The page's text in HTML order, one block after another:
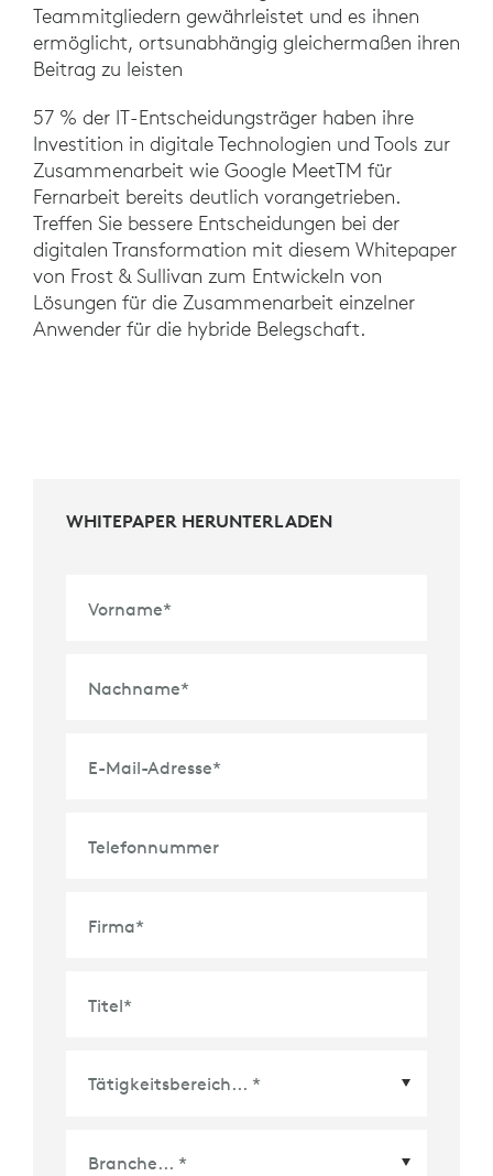
Teammitgliedern gewährleistet und es ihnen
ermöglicht, ortsunabhängig gleichermaßen ihren
Beitrag zu leisten
57 % der IT-Entscheidungsträger haben ihre
Investition in digitale Technologien und Tools zur
Zusammenarbeit wie Google MeetTM für
Fernarbeit bereits deutlich vorangetrieben.
Treffen Sie bessere Entscheidungen bei der
digitalen Transformation mit diesem Whitepaper
von Frost & Sullivan zum Entwickeln von
Lösungen für die Zusammenarbeit einzelner
Anwender für die hybride Belegschaft.
WHITEPAPER HERUNTERLADEN
Vorname*
Nachname*
E-Mail-Adresse*
Telefonnummer
Firma*
Titel*